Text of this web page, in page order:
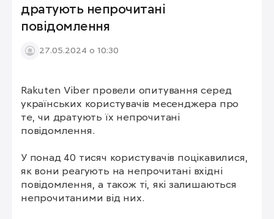
дратують непрочитані
повідомлення
27.05.2024 о 10:30
Rakuten Viber провели опитування серед
українських користувачів месенджера про
те, чи дратують їх непрочитані
повідомлення.
У понад 40 тисяч користувачів поцікавилися,
як вони реагують на непрочитані вхідні
повідомлення, а також ті, які залишаються
непрочитаними від них.